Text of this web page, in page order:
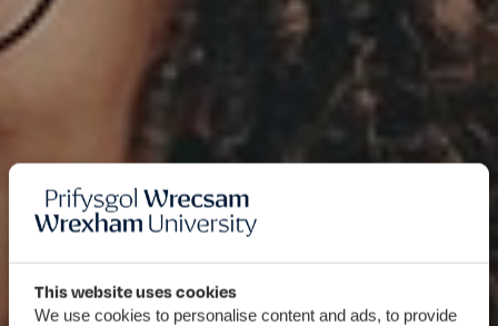
This website uses cookies
We use cookies to personalise content and ads, to provide